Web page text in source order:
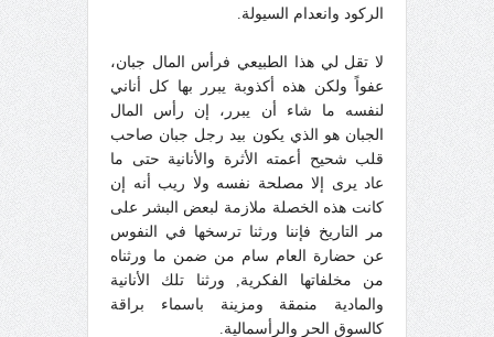
الركود وانعدام السيولة.
لا تقل لي هذا الطبيعي فرأس المال جبان،
عفواً ولكن هذه أكذوبة يبرر بها كل أناني
لنفسه ما شاء أن يبرر، إن رأس المال
الجبان هو الذي يكون بيد رجل جبان صاحب
قلب شحيح أعمته الأثرة والأنانية حتى ما
عاد يرى إلا مصلحة نفسه ولا ريب أنه إن
كانت هذه الخصلة ملازمة لبعض البشر على
مر التاريخ فإننا ورثنا ترسخها في النفوس
عن حضارة العام سام من ضمن ما ورثناه
من مخلفاتها الفكرية, ورثنا تلك الأنانية
والمادية منمقة ومزينة باسماء براقة
كالسوق الحر والرأسمالية.